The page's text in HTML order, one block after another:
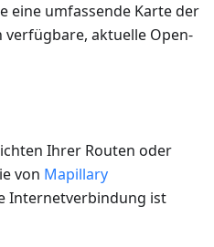
eine umfassende Karte der
aktuelle Open-
Ihrer Routen oder
von Mapillary
Internetverbindung ist